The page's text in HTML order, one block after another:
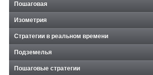
Пошаговая
Изометрия
Стратегии в реальном времени
Подземелья
Пошаговые стратегии